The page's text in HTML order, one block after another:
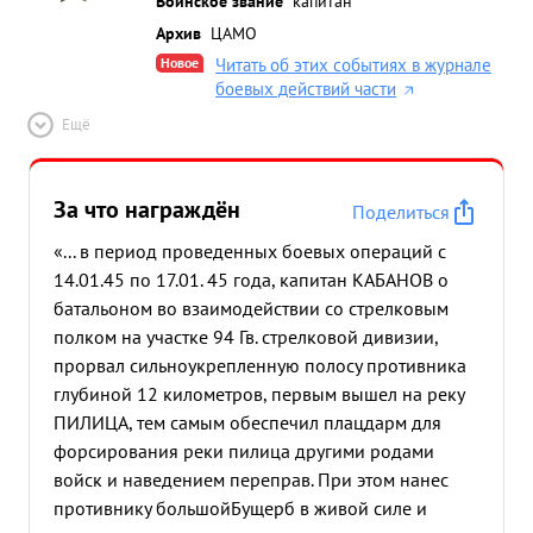
Архив ЦАМО
Новое
Читать об этих событиях в журнале
боевых действий части
Ещё
За что награждён
Поделиться
«... в период проведенных боевых операций с
14.01.45 по 17.01. 45 года, капитан КАБАНОВ о
батальоном во взаимодействии со стрелковым
полком на участке 94 Гв. стрелковой дивизии,
прорвал сильноукрепленную полосу противника
глубиной 12 километров, первым вышел на реку
ПИЛИЦА, тем самым обеспечил плацдарм для
форсирования реки пилица другими родами
войск и наведением переправ. При этом нанес
противнику большойБущерб в живой силе и